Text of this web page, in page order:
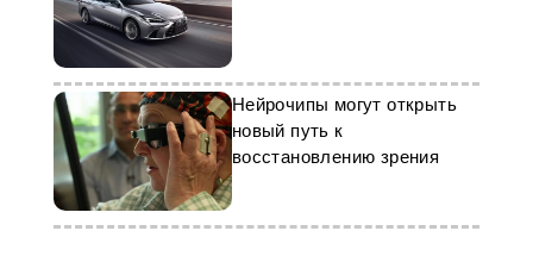
Нейрочипы могут открыть
новый путь к
восстановлению зрения